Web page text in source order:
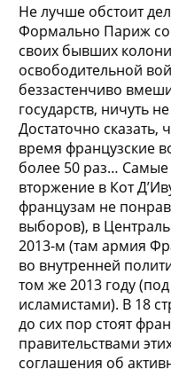
Не лучше обстоит
Формально Париж
своих бывших
освободительной
беззастенчиво
государств, ничуть
Достаточно сказать,
время французские
более 50 раз…
вторжение в Кот
французам не
выборов), в
2013-м (там армия
во внутренней
том же 2013 году
исламистами). В 18
до сих пор стоят
правительствами
соглашения об